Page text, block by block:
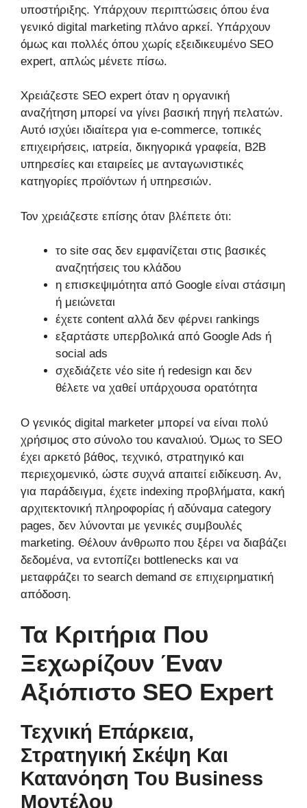
υποστήριξης. Υπάρχουν περιπτώσεις όπου ένα
γενικό digital marketing πλάνο αρκεί. Υπάρχουν
όμως και πολλές όπου χωρίς εξειδικευμένο SEO
expert, απλώς μένετε πίσω.
Χρειάζεστε SEO expert όταν η οργανική
αναζήτηση μπορεί να γίνει βασική πηγή πελατών.
Αυτό ισχύει ιδιαίτερα για e-commerce, τοπικές
επιχειρήσεις, ιατρεία, δικηγορικά γραφεία, B2B
υπηρεσίες και εταιρείες με ανταγωνιστικές
κατηγορίες προϊόντων ή υπηρεσιών.
Τον χρειάζεστε επίσης όταν βλέπετε ότι:
το site σας δεν εμφανίζεται στις βασικές
αναζητήσεις του κλάδου
η επισκεψιμότητα από Google είναι στάσιμη
ή μειώνεται
έχετε content αλλά δεν φέρνει rankings
εξαρτάστε υπερβολικά από Google Ads ή
social ads
σχεδιάζετε νέο site ή redesign και δεν
θέλετε να χαθεί υπάρχουσα ορατότητα
Ο γενικός digital marketer μπορεί να είναι πολύ
χρήσιμος στο σύνολο του καναλιού. Όμως το SEO
έχει αρκετό βάθος, τεχνικό, στρατηγικό και
περιεχομενικό, ώστε συχνά απαιτεί ειδίκευση. Αν,
για παράδειγμα, έχετε indexing προβλήματα, κακή
αρχιτεκτονική πληροφορίας ή αδύναμα category
pages, δεν λύνονται με γενικές συμβουλές
marketing. Θέλουν άνθρωπο που ξέρει να διαβάζει
δεδομένα, να εντοπίζει bottlenecks και να
μεταφράζει το search demand σε επιχειρηματική
απόδοση.
Τα Κριτήρια Που
Ξεχωρίζουν Έναν
Αξιόπιστο SEO Expert
Τεχνική Επάρκεια,
Στρατηγική Σκέψη Και
Κατανόηση Του Business
Μοντέλου